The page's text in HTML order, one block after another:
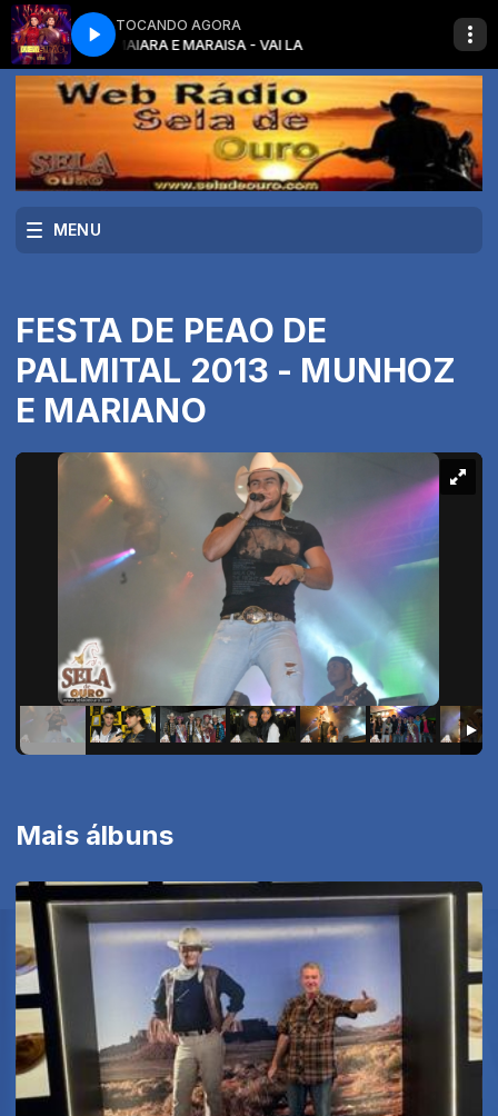
TOCANDO AGORA
MAIARA E MARAISA - VAI LA
MENU
FESTA DE PEAO DE
PALMITAL 2013 - MUNHOZ
E MARIANO
Mais álbuns